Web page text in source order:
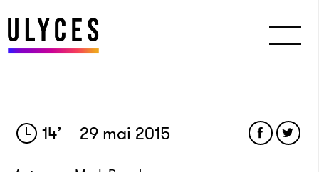
14’ 29 mai 2015